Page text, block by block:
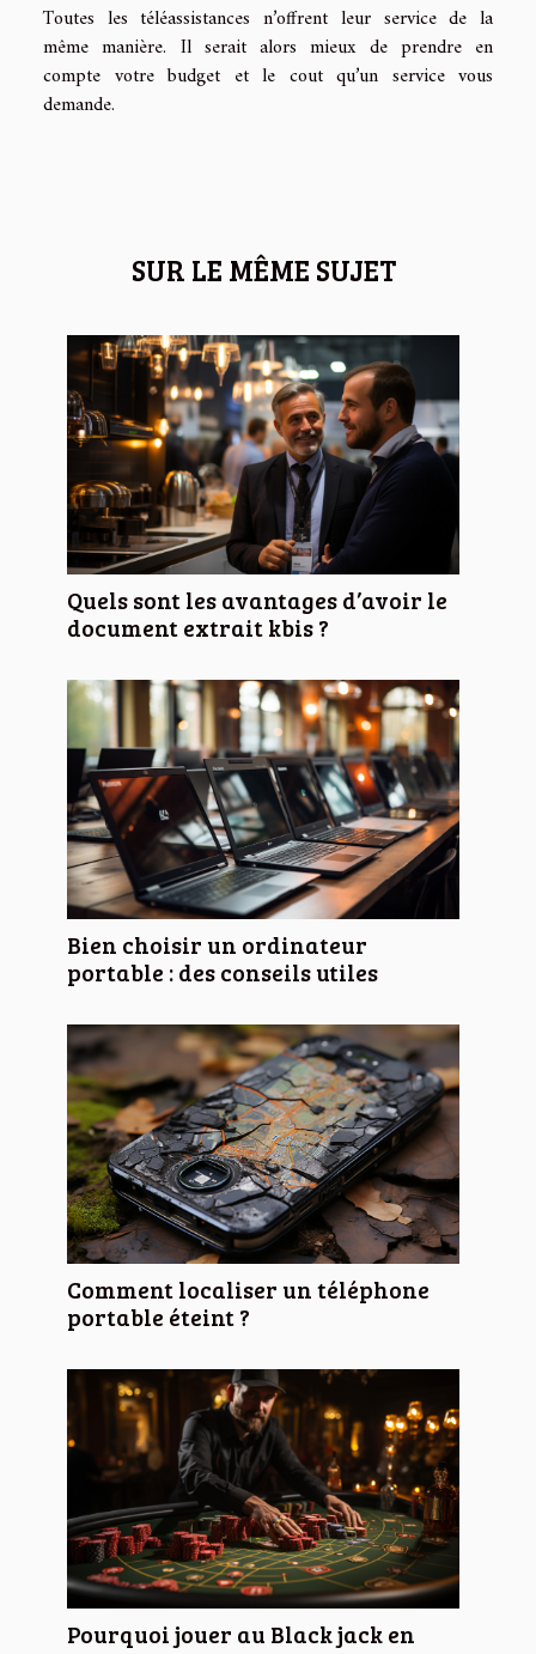
Toutes les téléassistances n’offrent leur service de la
même manière. Il serait alors mieux de prendre en
compte votre budget et le cout qu’un service vous
demande.
SUR LE MÊME SUJET
Quels sont les avantages d’avoir le
document extrait kbis ?
Bien choisir un ordinateur
portable : des conseils utiles
Comment localiser un téléphone
portable éteint ?
Pourquoi jouer au Black jack en